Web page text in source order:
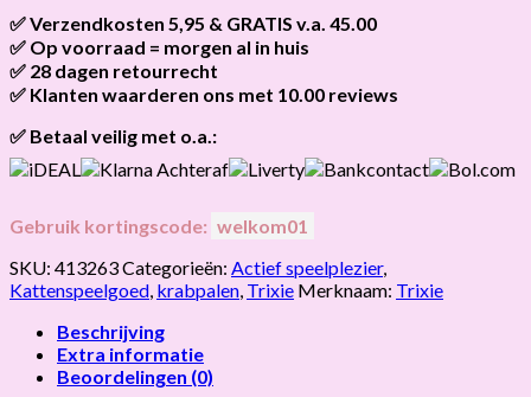
✅ Verzendkosten 5,95 & GRATIS v.a. 45.00
Brievenbus verzendingen zijn 3,95, een pakket 5,95 en
bestellingen v.a. 45,00 worden gratis verzonden.
✅ Op voorraad = morgen al in huis
Als het product op voorraad is en je bestelt vóór 13:00, wordt
hetvandaag nog verzonden.
✅ 28 dagen retourrecht
Niet tevreden? Geen probleem! Je hebt28 dagen
✅ Klanten waarderen ons met 10.00 reviews
✅ Betaal veilig met o.a.:
Gebruik kortingscode: welkom01
SKU: 413263Categorieën: Actief speelplezier,
Kattenspeelgoed krabpalen Trixie Merknaam: Trixie
Beschrijving
Extra informatie
Beoordelingen (0)